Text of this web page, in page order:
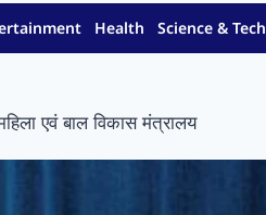
Health Science & Tech
एवं बाल विकास मंत्रालय